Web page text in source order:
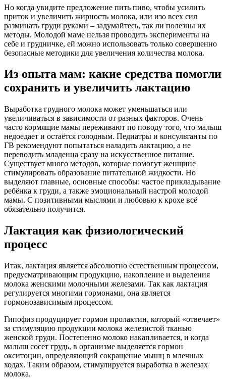
Но когда увидите предложение пить пиво, чтобы усилить
приток и увеличить жирность молока, или изо всех сил
разминать груди руками – задумайтесь, так ли полезны их
методы. Молодой маме нельзя проводить эксперименты на
себе и грудничке, ей можно использовать только совершенно
безопасные методики для увеличения количества молока.
Из опыта мам: какие средства помогли
сохранить и увеличить лактацию
Выработка грудного молока может уменьшаться или
увеличиваться в зависимости от разных факторов. Очень
часто кормящие мамы переживают по поводу того, что малыш
недоедает и остаётся голодным. Педиатры и консультанты по
ГВ рекомендуют попытаться наладить лактацию, а не
переводить младенца сразу на искусственное питание.
Существует много методов, которые помогут женщине
стимулировать образование питательной жидкости. Но
выделяют главные, основные способы: частое прикладывание
ребёнка к груди, а также эмоциональный настрой молодой
мамы. С позитивными мыслями и любовью к крохе всё
обязательно получится.
Лактация как физиологический
процесс
Итак, лактация является абсолютно естественным процессом,
предусматривающим продукцию, накопление и выделения
молока женскими молочными железами. Так как лактация
регулируется многими гормонами, она является
гормонозависимым процессом.
Гипофиз продуцирует гормон пролактин, который «отвечает»
за стимуляцию продукции молока железистой тканью
женской груди. Постепенно молоко накапливается, и когда
малыш сосет грудь, в организме выделяется гормон
окситоцин, определяющий сокращение мышц в млечных
ходах. Таким образом, стимулируется выработка в железах
молока.